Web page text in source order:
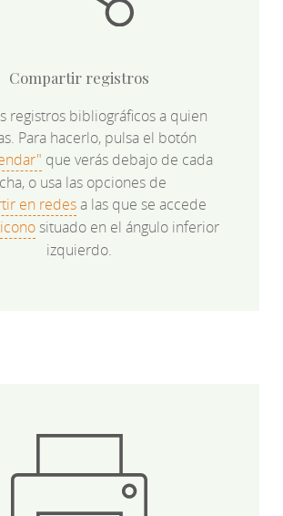
Compartir registros
registros bibliográficos a quien
Para hacerlo, pulsa el botón
que verás debajo de cada
o usa las opciones de
en redesa las que se accede
iconosituado en el ángulo inferior
izquierdo.